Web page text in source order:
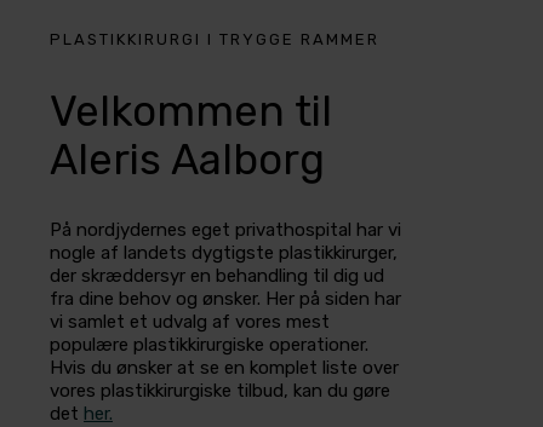
PLASTIKKIRURGI I TRYGGE RAMMER
Velkommen til
Aleris Aalborg
På nordjydernes eget privathospital har vi
nogle af landets dygtigste plastikkirurger,
der skræddersyr en behandling til dig ud
fra dine behov og ønsker. Her på siden har
vi samlet et udvalg af vores mest
populære plastikkirurgiske operationer.
Hvis du ønsker at se en komplet liste over
vores plastikkirurgiske tilbud, kan du gøre
det her.